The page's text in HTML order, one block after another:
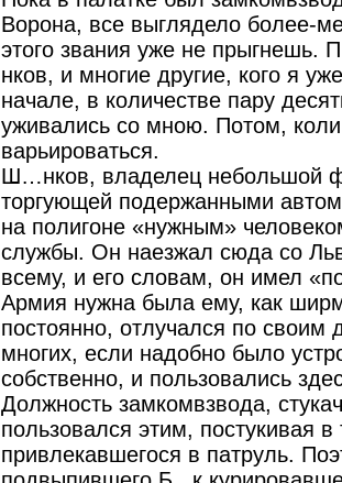
Ворона, все выглядело более-
этого звания уже не
нков, и многие другие, кого я
начале, в количестве пару
уживались со мною. Потом,
варьироваться.
Ш…нков, владелец небольшой
торгующей подержанными
на полигоне «нужным»
службы. Он наезжал сюда со
всему, и его словам, он имел
Армия нужна была ему, как
постоянно, отлучался по
многих, если надобно было
собственно, и пользовались
Должность замкомвзвода,
пользовался этим, постукивая
привлекавшегося в патруль.